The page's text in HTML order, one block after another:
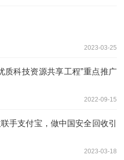
2023-03-25
质科技资源共享工程”重点推广
2022-09-15
手支付宝，做中国安全回收引
2023-03-18